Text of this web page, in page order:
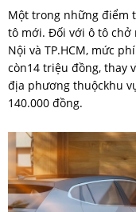
Một trong những điểm
tô mới. Đối với ô tô chở
Nội và TP.HCM, mức
còn14 triệu đồng, thay
địa phương thuộckhu
140.000 đồng.